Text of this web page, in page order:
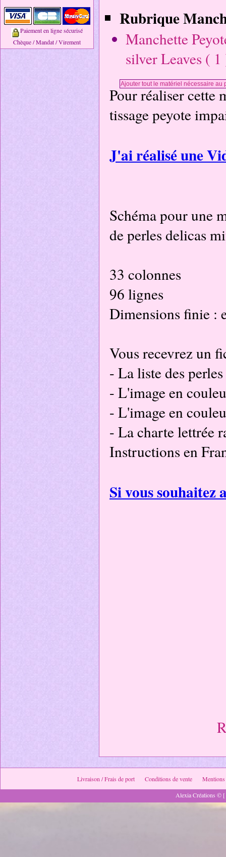
Paiement en ligne sécurisé
Chèque / Mandat / Virement
Rubrique
Manchette
silver Leaves ( 1
Pour réaliser cette
tissage peyote
J'ai réalisé une
Schéma pour une
de perles delicas
33 colonnes
96 lignes
Dimensions finie :
Vous recevrez un
- La liste des
- L'image en
- L'image en
- La charte lettrée
Instructions en
Si vous souhaitez
Livraison / Frais de port Conditions de vente
Mentions
Alexia Créations ©